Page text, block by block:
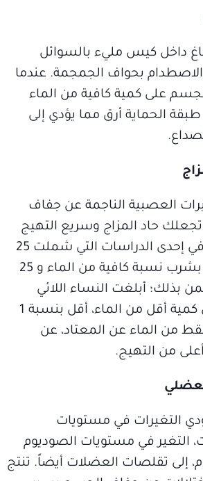
داخل كيس مليء بالسوائل
بحواف الجمجمة. عندما
على كمية كافية من الماء
الحماية أرق مما يؤدي إلى
العصبية الناجمة عن جفاف
حاد المزاج وسريع التهيج
. في إحدى الدراسات التي شملت 25
امرأة قمن بشرب نسبة كافية من الماء و 25
بذلك؛ أبلغت النساء اللائي
حصلن على كمية أقل من الماء، أقل بنسبة 1
من الماء عن المعتاد، عن
من التهيج.
التغيرات في مستويات
التغير في مستويات الصوديوم
إلى تقلصات العضلات أيضاً. تنتج